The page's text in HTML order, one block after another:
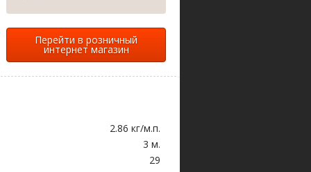
Перейти в розничный
интернет магазин
2.86 кг/м.п.
3 м.
29